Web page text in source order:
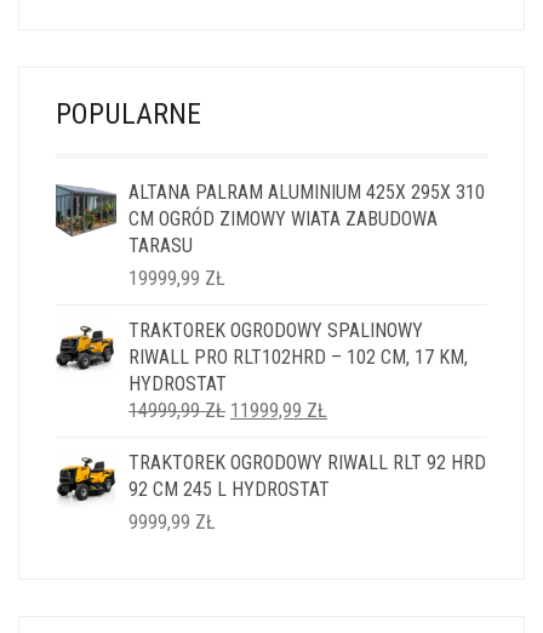
POPULARNE
ALTANA PALRAM ALUMINIUM 425X 295X 310
CM OGRÓD ZIMOWY WIATA ZABUDOWA
TARASU
19999,99 ZŁ
TRAKTOREK OGRODOWY SPALINOWY
RIWALL PRO RLT102HRD – 102 CM, 17 KM,
HYDROSTAT
14999,99ZŁ PIERWOTNA
WYNOSIŁA:
14999,99 ZŁ.
11999,99 ZŁ
WYNOSI:
11999,99 ZŁ.
TRAKTOREK OGRODOWY RIWALL RLT 92 HRD
92 CM 245 L HYDROSTAT
9999,99 ZŁ